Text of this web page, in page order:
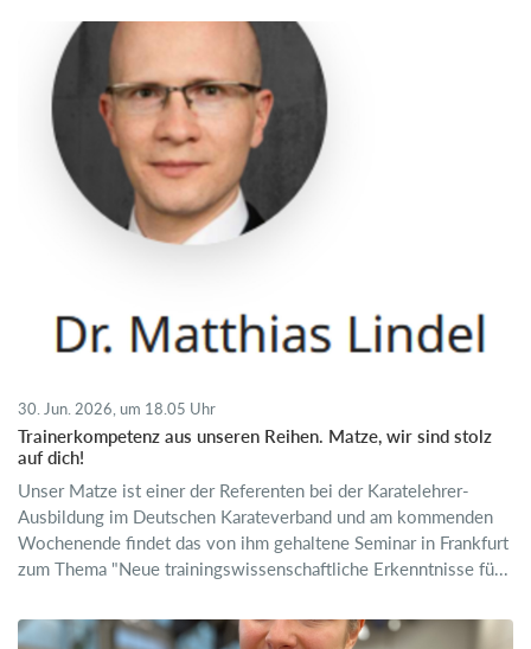
30. Jun. 2026, um 18.05 Uhr
Trainerkompetenz aus unseren Reihen. Matze, wir sind stolz
auf dich!
Unser Matze ist einer der Referenten bei der Karatelehrer-
Ausbildung im Deutschen Karateverband und am kommenden
Wochenende findet das von ihm gehaltene Seminar in Frankfurt
zum Thema "Neue trainingswissenschaftliche Erkenntnisse fü...